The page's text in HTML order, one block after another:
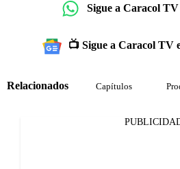
Sigue a Caracol
📺 Sigue a Caracol TV
Relacionados Capítulos